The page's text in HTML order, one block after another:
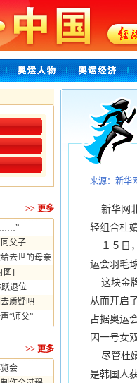
>> 更多
……”
父子
去世的母亲
图]
退位
质疑吧
“师父”
>> 更多
会
来源：新华
新华网
轻组合杜
１５日
运会羽毛
这块金
从而开启
占据奥运
因一号女
尽管杜
是韩国人